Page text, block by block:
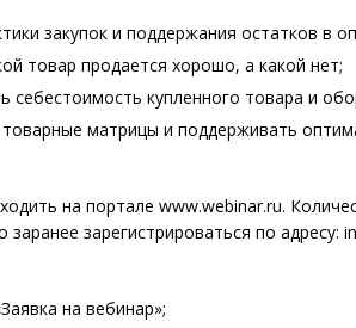
закупок и поддержания остатков в
товар продается хорошо, а какой нет;
себестоимость купленного товара и
товарные матрицы и поддерживать
на портале www.webinar.ru.
зарегистрироваться по адресу:
на вебинар»;